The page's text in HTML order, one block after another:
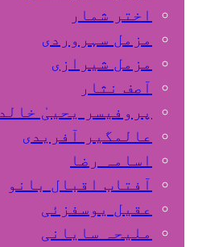
اختر شمار
مزمل سہروردی
مزمل شیرازی
آصف نثار
پروفیسر یحییٰ خالد
عالمگیر آفریدی
اسامہ رضا
آفتاب اقبال بانو
عقیل یوسفزئی
ملیحہ سایانی